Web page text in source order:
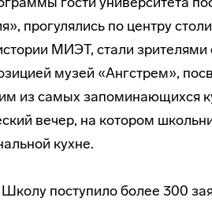
прогулялись по центру
МИЭТ, стали зрителями
музей «Ангстрем»,
из самых запоминающихся
вечер, на котором
кухне.
поступило более 300